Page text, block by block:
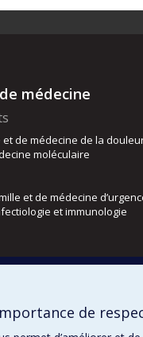
médecine
de médecine de la
moléculaire
et de médecine
et immunologie
de